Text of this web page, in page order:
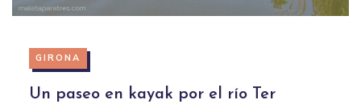
GIRONA
Un paseo en kayak por el río Ter